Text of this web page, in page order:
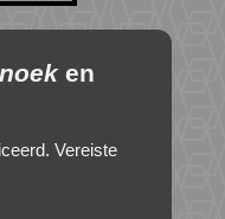
en
Vereiste